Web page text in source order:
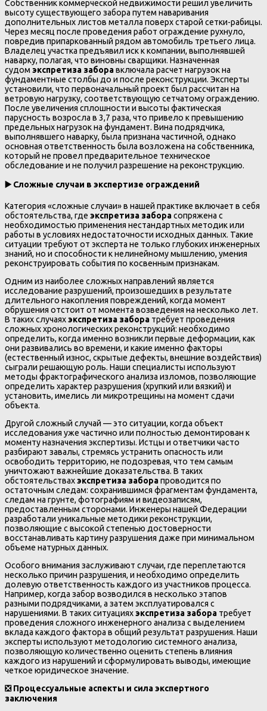
Собственник коммерческой недвижимости решил увеличить
высоту существующего забора путем наваривания
дополнительных листов металла поверх старой сетки-рабицы.
Через месяц после проведения работ ограждение рухнуло,
повредив припаркованный рядом автомобиль третьего лица.
Владелец участка предъявил иск к компании, выполнявшей
наварку, полагая, что виновны сварщики. Назначенная
судом экспретиза заборавключала расчет нагрузок на
фундаментные столбы до и после реконструкции. Эксперты
установили, что первоначальный проект был рассчитан на
ветровую нагрузку, соответствующую сетчатому ограждению.
После увеличения сплошности и высоты фактическая
парусность возросла в 3,7 раза, что привело к превышению
предельных нагрузок на фундамент. Вина подрядчика,
выполнявшего наварку, была признана частичной, однако
основная ответственность была возложена на собственника,
который не провел предварительное техническое
обследование и не получил разрешение на реконструкцию.
▶️ Сложные случаи в экспертизе ограждений
Категория «сложные случаи» в нашей практике включает в себя
обстоятельства, где экспретиза заборасопряжена с
необходимостью применения нестандартных методик или
работы в условиях недостаточности исходных данных. Такие
ситуации требуют от эксперта не только глубоких инженерных
знаний, но и способности к нелинейному мышлению, умения
реконструировать события по косвенным признакам.
Одним из наиболее сложных направлений является
исследование разрушений, произошедших в результате
длительного накопления повреждений, когда момент
обрушения отстоит от момента возведения на несколько лет.
В таких случаяхэкспретиза забора требует проведения
сложных хронологических реконструкций: необходимо
определить, когда именно возникли первые деформации, как
они развивались во времени, и какие именно факторы
(естественный износ, скрытые дефекты, внешние воздействия)
сыграли решающую роль. Наши специалисты используют
методы фрактографического анализа изломов, позволяющие
определить характер разрушения (хрупкий или вязкий) и
установить, имелись ли микротрещины на момент сдачи
объекта.
Другой сложный случай — это ситуации, когда объект
исследования уже частично или полностью демонтирован к
моменту назначения экспертизы. Истцы и ответчики часто
разбирают завалы, стремясь устранить опасность или
освободить территорию, не подозревая, что тем самым
уничтожают важнейшие доказательства. В таких
обстоятельствахэкспретиза заборапроводится по
остаточным следам: сохранившимся фрагментам фундамента,
следам на грунте, фотографиям и видеозаписям,
предоставленным сторонами. Инженеры нашей Федерации
разработали уникальные методики реконструкции,
позволяющие с высокой степенью достоверности
восстанавливать картину разрушения даже при минимальном
объеме натурных данных.
Особого внимания заслуживают случаи, где переплетаются
несколько причин разрушения, и необходимо определить
долевую ответственность каждого из участников процесса.
Например, когда забор возводился в несколько этапов
разными подрядчиками, а затем эксплуатировался с
нарушениями. В таких ситуацияхэкспретиза забора требует
проведения сложного инженерного анализа с выделением
вклада каждого фактора в общий результат разрушения. Наши
эксперты используют методологию системного анализа,
позволяющую количественно оценить степень влияния
каждого из нарушений и сформулировать выводы, имеющие
четкое юридическое значение.
❎ Процессуальные аспекты и сила экспертного
заключения